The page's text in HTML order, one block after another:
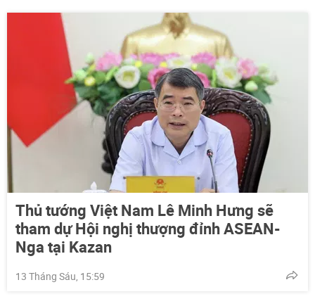
Thủ tướng Việt Nam Lê Minh Hưng sẽ
tham dự Hội nghị thượng đỉnh ASEAN-
Nga tại Kazan
13 Tháng Sáu, 15:59